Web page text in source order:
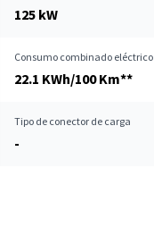
125 kW
Consumo combinado eléctrico
22.1 KWh/100 Km**
Tipo de conector de carga
-